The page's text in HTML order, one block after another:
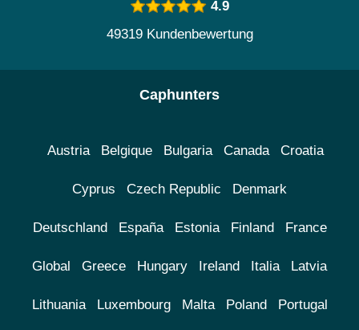
4.9
49319 Kundenbewertung
Caphunters
Austria Belgique Bulgaria Canada Croatia
Cyprus Czech Republic Denmark
Deutschland España Estonia Finland France
Global Greece Hungary Ireland Italia Latvia
Lithuania Luxembourg Malta Poland Portugal